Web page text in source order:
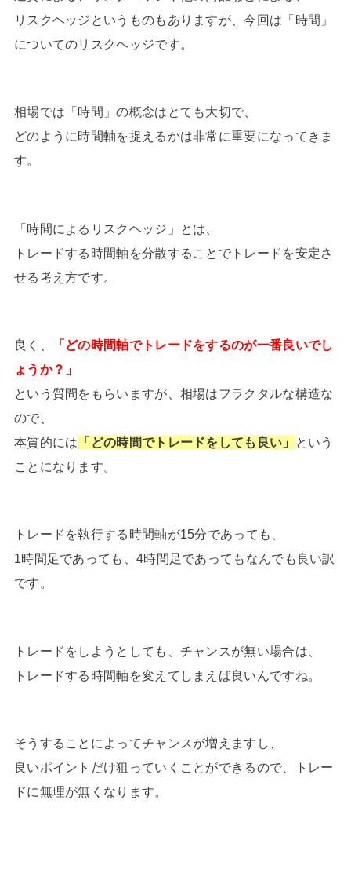
リスクヘッジというものもありますが、今回は「時間」
についてのリスクヘッジです。
相場では「時間」の概念はとても大切で、
どのように時間軸を捉えるかは非常に重要になってきま
す。
「時間によるリスクヘッジ」とは、
トレードする時間軸を分散することでトレードを安定さ
せる考え方です。
良く、
「どの時間軸でトレードをするのが一番良いでし
ょうか？」
という質問をもらいますが、相場はフラクタルな構造な
ので、
本質的には 「どの時間でトレードをしても良い」
という
ことになります。
トレードを執行する時間軸が15分であっても、
1時間足であっても、4時間足であってもなんでも良い訳
です。
トレードをしようとしても、チャンスが無い場合は、
トレードする時間軸を変えてしまえば良いんですね。
そうすることによってチャンスが増えますし、
良いポイントだけ狙っていくことができるので、トレー
ドに無理が無くなります。